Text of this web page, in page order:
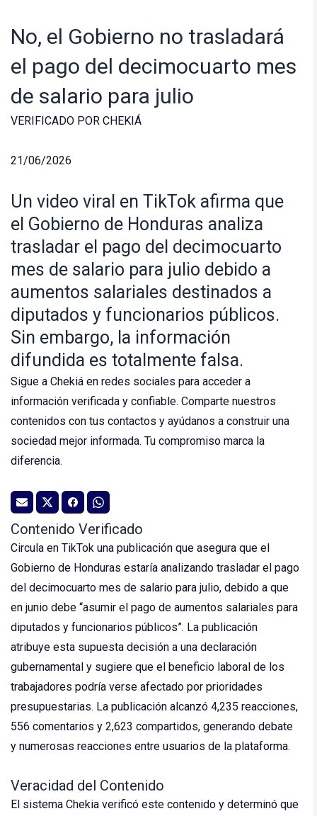
No, el Gobierno no trasladará
el pago del decimocuarto mes
de salario para julio
VERIFICADO POR CHEKIÁ
21/06/2026
Un video viral en TikTok afirma que
el Gobierno de Honduras analiza
trasladar el pago del decimocuarto
mes de salario para julio debido a
aumentos salariales destinados a
diputados y funcionarios públicos.
Sin embargo, la información
difundida es totalmente falsa.
Sigue a Chekiá en redes sociales para acceder a
información verificada y confiable. Comparte nuestros
contenidos con tus contactos y ayúdanos a construir una
sociedad mejor informada. Tu compromiso marca la
diferencia.
Contenido Verificado
Circula en TikTok una publicación que asegura que el
Gobierno de Honduras estaría analizando trasladar el pago
del decimocuarto mes de salario para julio, debido a que
en junio debe “asumir el pago de aumentos salariales para
diputados y funcionarios públicos”. La publicación
atribuye esta supuesta decisión a una declaración
gubernamental y sugiere que el beneficio laboral de los
trabajadores podría verse afectado por prioridades
presupuestarias. La publicación alcanzó 4,235 reacciones,
556 comentarios y 2,623 compartidos, generando debate
y numerosas reacciones entre usuarios de la plataforma.
Veracidad del Contenido
El sistema Chekia verificó este contenido y determinó que